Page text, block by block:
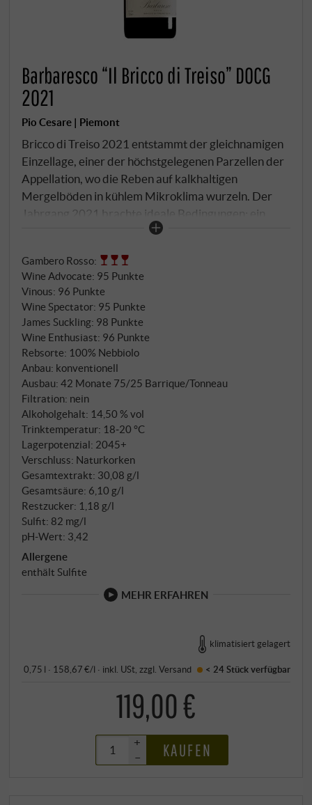
Barbaresco “Il Bricco di Treiso” DOCG
2021
Pio Cesare | Piemont
Bricco di Treiso 2021 entstammt der gleichnamigen
Einzellage, einer der höchstgelegenen Parzellen der
Appellation, wo die Reben auf kalkhaltigen
Mergelböden in kühlem Mikroklima wurzeln. Der
Jahrgang 2021 brachte ideale Bedingungen: ein
kühler Frühling, gefolgt von einem ausgewogenen
perfekt für die langsame Reife des Nebbiolo. Nach
langer Maischestandzeit reifte der Wein in großen
Eichenfässern sowie einem kleinen Anteil Barriques.
Im Glas leuchtet er granatrot mit zarten orangen
Reflexen, in der Nase Noten von Rose, Sauerkirsche,
Lakritze und heller Würze. Am Gaumen kraftvoll und
doch fein gezeichnet, mit präziser Säure, kühler
Frucht und saliner Tiefe. Die Tannine sind präsent,
aber seidig verwoben – ein Barbaresco von strenger
Schönheit, großer Transparenz und mit langem
Reifepotenzial. SUPERIORE.DE
Gambero Rosso:
Wine Advocate: 95 Punkte
Vinous: 96 Punkte
Wine Spectator: 95 Punkte
James Suckling: 98 Punkte
Wine Enthusiast: 96 Punkte
Rebsorte: 100% Nebbiolo
Anbau: konventionell
Ausbau: 42 Monate 75/25 Barrique/Tonneau
Filtration: nein
Alkoholgehalt: 14,50 % vol
Trinktemperatur: 18‑20 °C
Lagerpotenzial: 2045+
Verschluss: Naturkorken
Gesamtextrakt: 30,08 g/l
Gesamtsäure: 6,10 g/l
Restzucker: 1,18 g/l
Sulfit: 82 mg/l
pH-Wert: 3,42
Allergene
enthält Sulfite
MEHR ERFAHREN
klimatisiert gelagert
0,75 l · 158,67 €/l · inkl. USt , zzgl.Versand < 24 Stückverfügbar
119,00 €
+
–
KAUFEN